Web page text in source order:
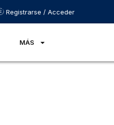
Registrarse / Acceder
MÁS